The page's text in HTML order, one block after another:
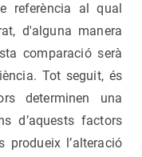
referència al qual
d'alguna manera
comparació serà
Tot seguit, és
determinen una
d’aquests factors
produeix l’alteració